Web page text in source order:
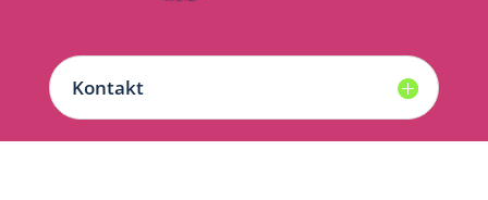
Kontakt